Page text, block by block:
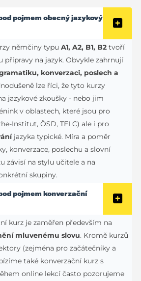
pojmem obecný jazykový
němčiny typuA1, A2, B1, B2 tvoří
přípravy na jazyk. Obvykle zahrnují
konverzaci, poslech a
lze říci, že tyto kurzy
jazykové zkoušky - nebo jim
v oblastech, které jsou pro
Institut, ÖSD, TELC) ale i pro
jazyka typické. Míra a poměr
konverzace, poslechu a slovní
závisí na stylu učitele a na
skupiny.
pojmem konverzační
kurz je zaměřen především na
mluvenému slovu. Kromě kurzů
(zejména pro začátečníky a
také konverzační kurz s
online lekcí často pozorujeme